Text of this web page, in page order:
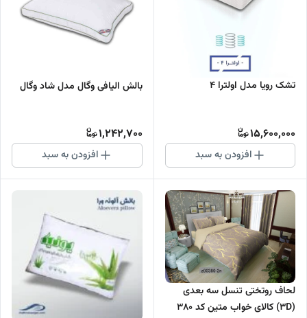
تشک رویا مدل اولترا 4
15,600,000
افزودن به سبد
بالش الیافی وگال مدل شاد وگال
1,242,700
افزودن به سبد
لحاف روتختی تنسل سه بعدی
(3D) کالای خواب متین کد 380